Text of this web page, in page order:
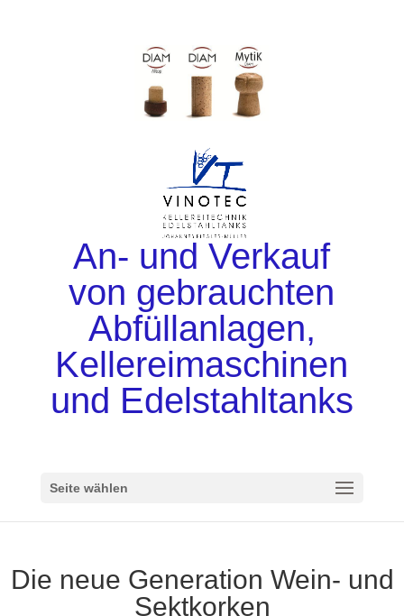
An- und Verkauf
von gebrauchten
Abfüllanlagen,
Kellereimaschinen
und Edelstahltanks
Seite wählen
Die neue Generation Wein- und
Sektkorken